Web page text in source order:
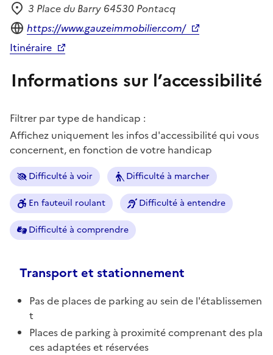
Adresse
3 Place du Barry 64530 Pontacq
Site internet
https://www.gauzeimmobilier.com/
Itinéraire
Informations sur l’accessibilité
Filtrer par type de handicap :
Affichez uniquement les infos d'accessibilité qui vous
concernent, en fonction de votre handicap
Difficulté à voir Difficulté à marcher
En fauteuil roulant Difficulté à entendre
Difficulté à comprendre
Transport et stationnement
Pas de places de parking au sein de l'établissemen
t
Places de parking à proximité comprenant des pla
ces adaptées et réservées